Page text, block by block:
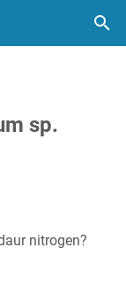
sp.
nitrogen?